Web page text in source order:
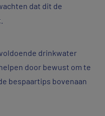
dat dit de
voldoende drinkwater
door bewust om te
bespaartips bovenaan